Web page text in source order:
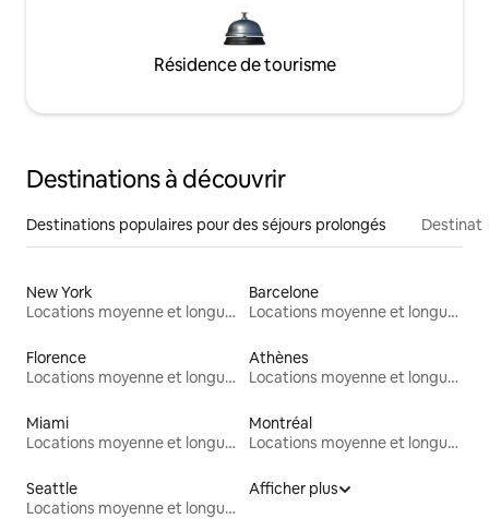
Résidence de tourisme
Destinations à découvrir
Destinations populaires pour des séjours prolongés
New York
Locations moyenne et longue durée
Barcelone
Locations moyenne et longue durée
Florence
Locations moyenne et longue durée
Athènes
Locations moyenne et longue durée
Miami
Locations moyenne et longue durée
Montréal
Locations moyenne et longue durée
Seattle
Locations moyenne et longue durée
Afficher plus